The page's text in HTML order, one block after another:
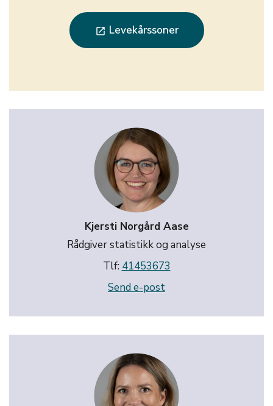
launch Levekårssoner
Kjersti Norgård Aase
Rådgiver statistikk og analyse
Tlf: 41453673
Send e-post